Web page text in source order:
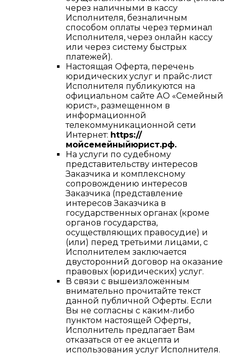
через наличными в кассу
Исполнителя, безналичным
способом оплаты через терминал
Исполнителя, через онлайн кассу
или через систему быстрых
платежей).
Настоящая Оферта, перечень
юридических услуг и прайс-лист
Исполнителя публикуются на
официальном сайте АО «Семейный
юрист», размещенном в
информационной
телекоммуникационной сети
Интернет: https://
мойсемейныйюрист.рф.
На услуги по судебному
представительству интересов
Заказчика и комплексному
сопровождению интересов
Заказчика (представление
интересов Заказчика в
государственных органах (кроме
органов государства,
осуществляющих правосудие) и
(или) перед третьими лицами, с
Исполнителем заключается
двусторонний договор на оказание
правовых (юридических) услуг.
В связи с вышеизложенным
внимательно прочитайте текст
данной публичной Оферты. Если
Вы не согласны с каким-либо
пунктом настоящей Оферты,
Исполнитель предлагает Вам
отказаться от ее акцепта и
использования услуг Исполнителя.